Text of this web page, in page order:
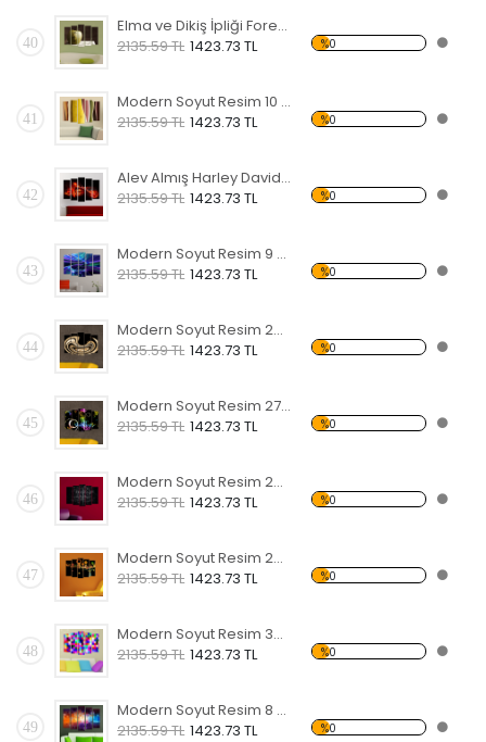
40
Elma ve Dikiş İpliği Forex Tablo
2135.59 TL 1423.73 TL %0
41
Modern Soyut Resim 10 Forex Tablo
2135.59 TL 1423.73 TL %0
42
Alev Almış Harley Davidson Forex Tablo
2135.59 TL 1423.73 TL %0
43
Modern Soyut Resim 9 Forex Tablo
2135.59 TL 1423.73 TL %0
44
Modern Soyut Resim 26 Forex Tablo
2135.59 TL 1423.73 TL %0
45
Modern Soyut Resim 27 Forex Tablo
2135.59 TL 1423.73 TL %0
46
Modern Soyut Resim 28 Forex Tablo
2135.59 TL 1423.73 TL %0
47
Modern Soyut Resim 29 Forex Tablo
2135.59 TL 1423.73 TL %0
48
Modern Soyut Resim 30 Forex Tablo
2135.59 TL 1423.73 TL %0
49
Modern Soyut Resim 8 Forex Tablo
2135.59 TL 1423.73 TL %0